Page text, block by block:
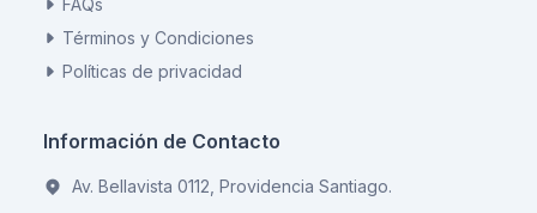
FAQs
Términos y Condiciones
Políticas de privacidad
Información de Contacto
Av. Bellavista 0112, Providencia Santiago.